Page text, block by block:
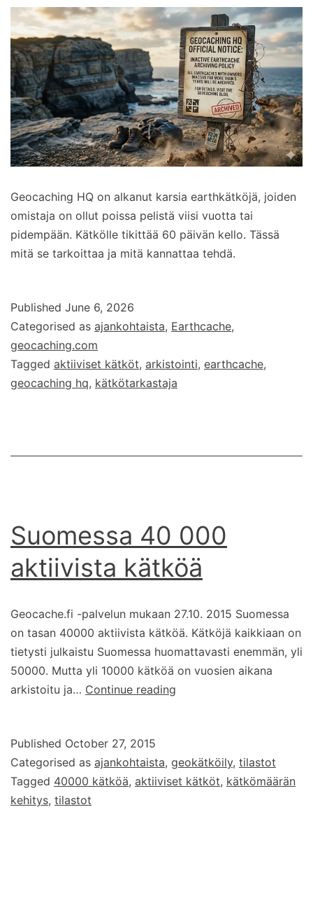
Geocaching HQ on alkanut karsia earthkätköjä, joiden
omistaja on ollut poissa pelistä viisi vuotta tai
pidempään. Kätkölle tikittää 60 päivän kello. Tässä
mitä se tarkoittaa ja mitä kannattaa tehdä.
Published June 6, 2026
Categorised as ajankohtaista, Earthcache,
geocaching.com
Tagged aktiiviset kätköt, arkistointi, earthcache,
geocaching hq, kätkötarkastaja
Suomessa 40 000
aktiivista kätköä
Geocache.fi -palvelun mukaan 27.10. 2015 Suomessa
on tasan 40000 aktiivista kätköä. Kätköjä kaikkiaan on
tietysti julkaistu Suomessa huomattavasti enemmän, yli
50000. Mutta yli 10000 kätköä on vuosien aikana
arkistoitu ja… Continue reading
kätköä
Published October 27, 2015
Categorised as ajankohtaista, geokätköily, tilastot
Tagged 40000 kätköä, aktiiviset kätköt, kätkömäärän
kehitys, tilastot